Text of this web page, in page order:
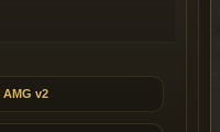
AMG v2